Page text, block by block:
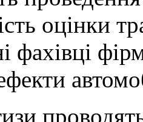
оцінки
фахівці